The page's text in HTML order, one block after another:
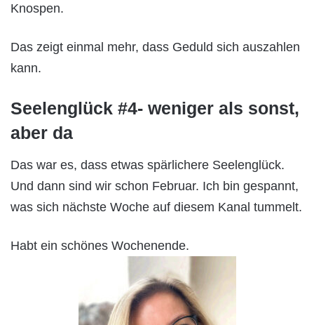
Knospen.
Das zeigt einmal mehr, dass Geduld sich auszahlen
kann.
Seelenglück #4- weniger als sonst,
aber da
Das war es, dass etwas spärlichere Seelenglück.
Und dann sind wir schon Februar. Ich bin gespannt,
was sich nächste Woche auf diesem Kanal tummelt.
Habt ein schönes Wochenende.